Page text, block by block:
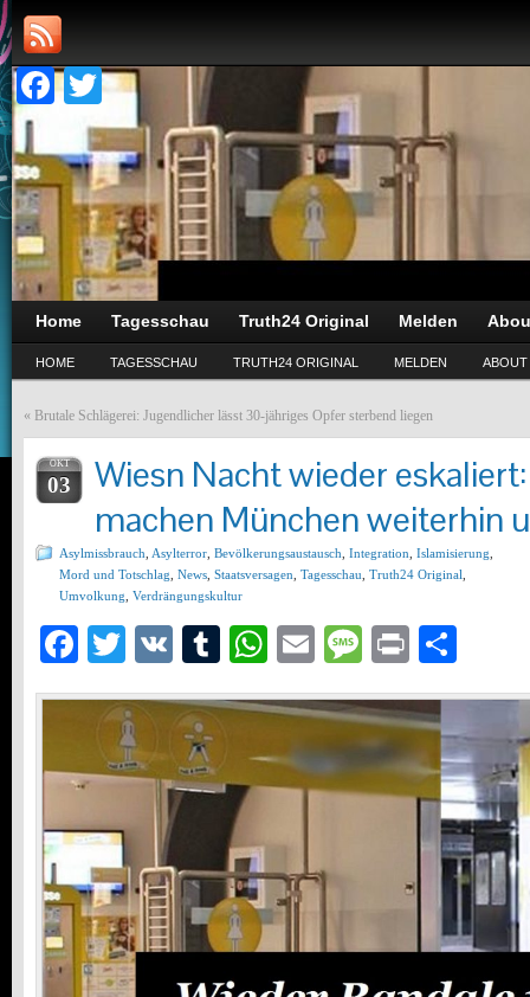
Facebook
Twitter
Home Tagesschau Truth24 Original Melden
HOME TAGESSCHAU TRUTH24 ORIGINAL MELDEN ABOUT
« Brutale Schlägerei: Jugendlicher lässt 30-jähriges Opfer sterbend liegen
OKT
03
Wiesn Nacht wieder
machen München weiterhin
Asylmissbrauch Asylterror Bevölkerungsaustausch Integration Islamisierung
Mord und Totschlag News Staatsversagen Tagesschau Truth24 Original
Umvolkung Verdrängungskultur
Facebook
Twitter
VK Tumblr
WhatsApp
EmailMessage
Print